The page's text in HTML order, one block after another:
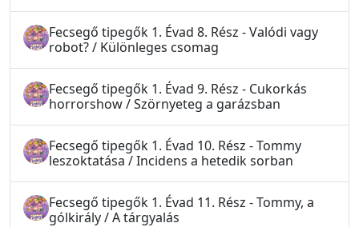
Fecsegő tipegők 1. Évad 8. Rész - Valódi vagy
robot? / Különleges csomag
Fecsegő tipegők 1. Évad 9. Rész - Cukorkás
horrorshow / Szörnyeteg a garázsban
Fecsegő tipegők 1. Évad 10. Rész - Tommy
leszoktatása / Incidens a hetedik sorban
Fecsegő tipegők 1. Évad 11. Rész - Tommy, a
gólkirály / A tárgyalás